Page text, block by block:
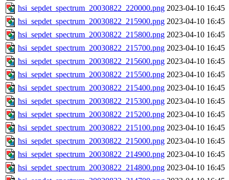
hsi_sepdet_spectrum_20030822_220000.png 2023-04-10 16:45
hsi_sepdet_spectrum_20030822_215900.png 2023-04-10 16:45
hsi_sepdet_spectrum_20030822_215800.png 2023-04-10 16:45
hsi_sepdet_spectrum_20030822_215700.png 2023-04-10 16:45
hsi_sepdet_spectrum_20030822_215600.png 2023-04-10 16:45
hsi_sepdet_spectrum_20030822_215500.png 2023-04-10 16:45
hsi_sepdet_spectrum_20030822_215400.png 2023-04-10 16:45
hsi_sepdet_spectrum_20030822_215300.png 2023-04-10 16:45
hsi_sepdet_spectrum_20030822_215200.png 2023-04-10 16:45
hsi_sepdet_spectrum_20030822_215100.png 2023-04-10 16:45
hsi_sepdet_spectrum_20030822_215000.png 2023-04-10 16:45
hsi_sepdet_spectrum_20030822_214900.png 2023-04-10 16:45
hsi_sepdet_spectrum_20030822_214800.png 2023-04-10 16:45